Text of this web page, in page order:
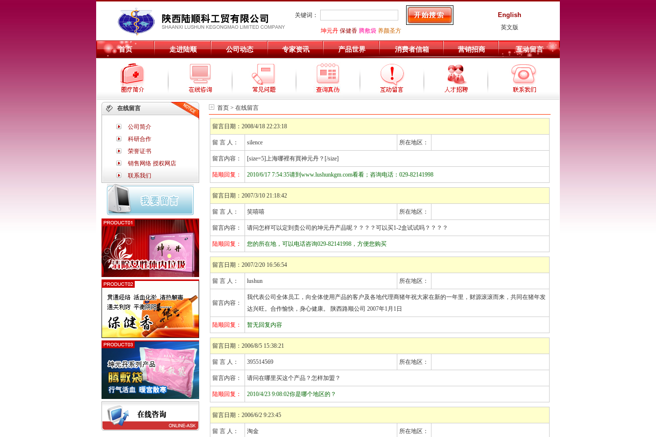
关键词：
坤元丹 保健香 腾敷袋 养颜圣方
English
英文版
首页 走进陆顺 公司动态 专家资讯 产品世界 消费者信箱 营销招商 互动留言
在线留言
公司简介
科研合作
荣誉证书
销售网络 授权网店
联系我们
首页 > 在线留言
留言日期：2008/4/18 22:23:18
留 言 人： silence 所在地区：
留言内容： [size=5]上海哪裡有買神元丹？[/size]
陆顺回复： 2010/6/17 7:54:35请到www.lushunkgm.com看看；咨询电话：029-82141998
留言日期：2007/3/10 21:18:42
留 言 人： 笑嘻嘻 所在地区：
留言内容： 请问怎样可以定到贵公司的坤元丹产品呢？？？？可以买1-2盒试试吗？？？？
陆顺回复： 您的所在地，可以电话咨询029-82141998，方便您购买
留言日期：2007/2/20 16:56:54
留 言 人： lushun 所在地区：
留言内容：
我代表公司全体员工，向全体使用产品的客户及各地代理商猪年祝大家在新的一年里，财源滚滚而来，共同在猪年发
达兴旺。合作愉快，身心健康。 陕西路顺公司 2007年1月1日
陆顺回复： 暂无回复内容
留言日期：2006/8/5 15:38:21
留 言 人： 395514569 所在地区：
留言内容： 请问在哪里买这个产品？怎样加盟？
陆顺回复： 2010/4/23 9:08:02你是哪个地区的？
留言日期：2006/6/2 9:23:45
留 言 人： 淘金 所在地区：